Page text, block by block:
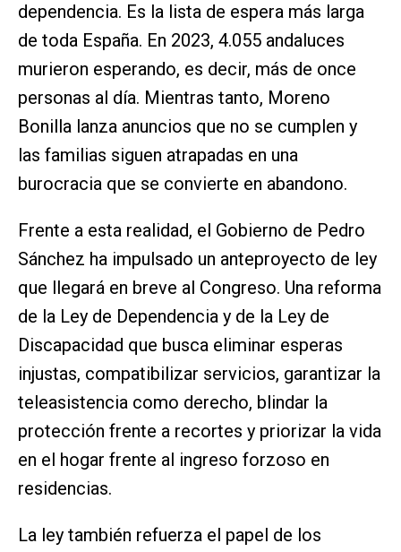
dependencia. Es la lista de espera más larga
de toda España. En 2023, 4.055 andaluces
murieron esperando, es decir, más de once
personas al día. Mientras tanto, Moreno
Bonilla lanza anuncios que no se cumplen y
las familias siguen atrapadas en una
burocracia que se convierte en abandono.
Frente a esta realidad, el Gobierno de Pedro
Sánchez ha impulsado un anteproyecto de ley
que llegará en breve al Congreso. Una reforma
de la Ley de Dependencia y de la Ley de
Discapacidad que busca eliminar esperas
injustas, compatibilizar servicios, garantizar la
teleasistencia como derecho, blindar la
protección frente a recortes y priorizar la vida
en el hogar frente al ingreso forzoso en
residencias.
La ley también refuerza el papel de los